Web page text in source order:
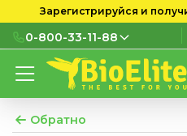
Зарегистрируйся и
0-800-33-11-88
0-800-33-11-88
мобильных номеров
Обратно